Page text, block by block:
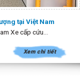
tại Việt Nam
Xe cấp cứu...
Xem chi tiết